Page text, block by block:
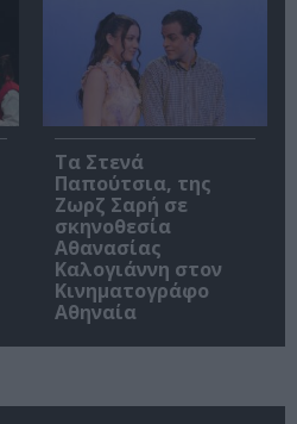
Τα Στενά
Παπούτσια, της
Ζωρζ Σαρή σε
σκηνοθεσία
Αθανασίας
Καλογιάννη στον
Κινηματογράφο
Αθηναία